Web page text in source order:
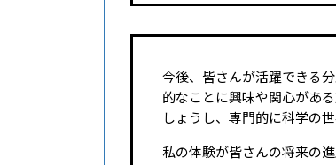
今後、皆さんが活躍できる
的なことに興味や関心があ
しょうし、専門的に科学の
私の体験が皆さんの将来の